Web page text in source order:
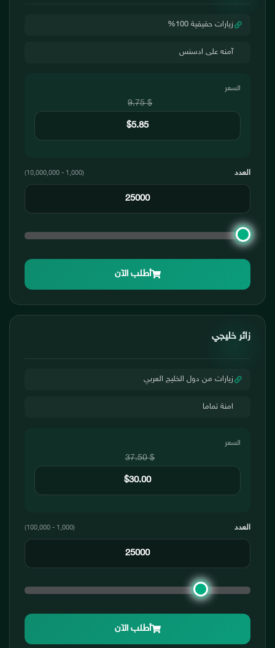
زيارات حقيقية 100%
آمنه على ادسنس
السعر
$ 9.75
العدد (1,000 - 10,000,000)
أطلب الآن
زائر خليجي
زيارات من دول الخليج العربي
امنة تماما
السعر
$ 37.50
العدد (1,000 - 100,000)
أطلب الآن